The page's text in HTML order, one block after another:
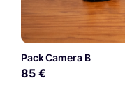
Pack Camera B
85 €